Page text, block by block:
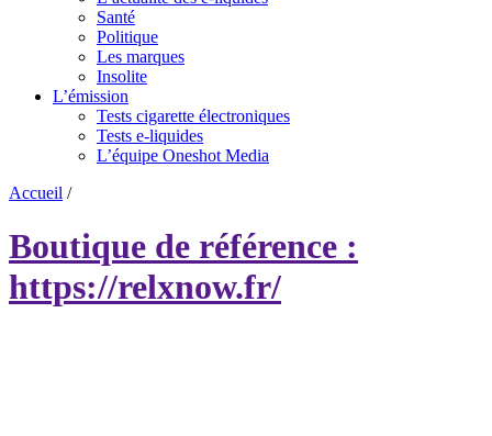
Santé
Politique
Les marques
Insolite
L’émission
Tests cigarette électroniques
Tests e-liquides
L’équipe Oneshot Media
Accueil /
Boutique de référence :
https://relxnow.fr/